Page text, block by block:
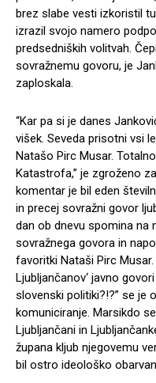
brez slabe vesti izkoristil
izrazil svojo namero
predsedniških volitvah.
sovražnemu govoru, je
zaploskala.
“Kar pa si je danes
višek. Seveda prisotni vsi
Natašo Pirc Musar.
Katastrofa,” je zgroženo
komentar je bil eden
in precej sovražni govor
dan ob dnevu spomina na
sovražnega govora in
favoritki Nataši Pirc Musar.
Ljubljančanov‘ javno
slovenski politiki?!?” se je
komuniciranje. Marsikdo
Ljubljančani in
župana kljub njegovemu
bil ostro ideološko